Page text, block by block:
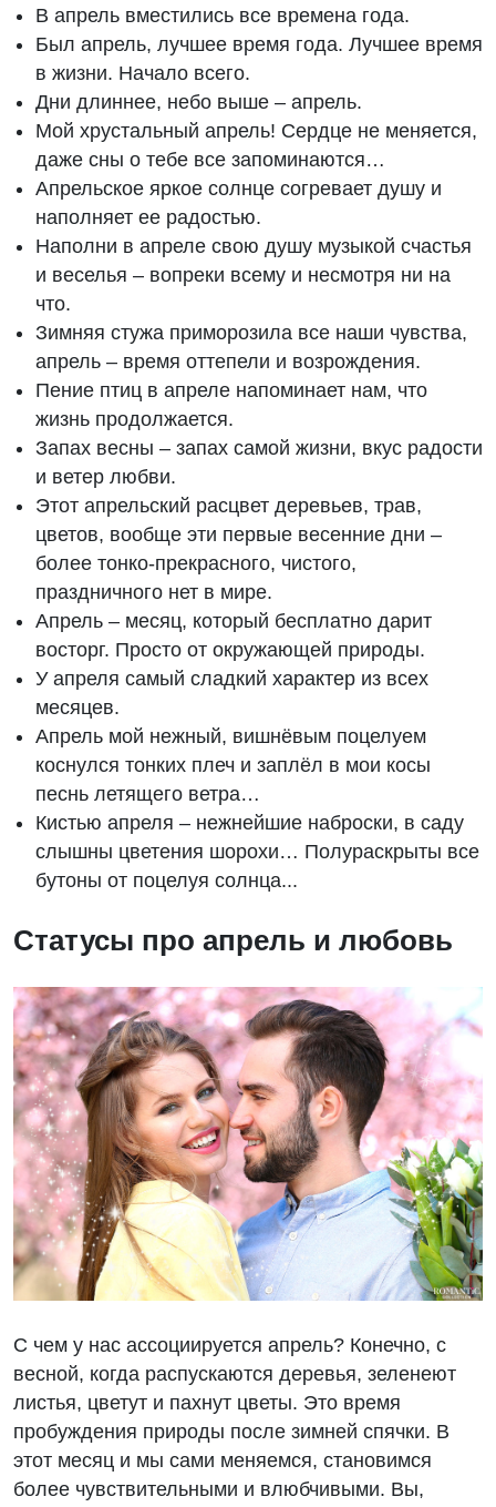
В апрель вместились все времена года.
Был апрель, лучшее время года. Лучшее время
в жизни. Начало всего.
Дни длиннее, небо выше – апрель.
Мой хрустальный апрель! Сердце не меняется,
даже сны о тебе все запоминаются…
Апрельское яркое солнце согревает душу и
наполняет ее радостью.
Наполни в апреле свою душу музыкой счастья
и веселья – вопреки всему и несмотря ни на
что.
Зимняя стужа приморозила все наши чувства,
апрель – время оттепели и возрождения.
Пение птиц в апреле напоминает нам, что
жизнь продолжается.
Запах весны – запах самой жизни, вкус радости
и ветер любви.
Этот апрельский расцвет деревьев, трав,
цветов, вообще эти первые весенние дни –
более тонко-прекрасного, чистого,
праздничного нет в мире.
Апрель – месяц, который бесплатно дарит
восторг. Просто от окружающей природы.
У апреля самый сладкий характер из всех
месяцев.
Апрель мой нежный, вишнёвым поцелуем
коснулся тонких плеч и заплёл в мои косы
песнь летящего ветра…
Кистью апреля – нежнейшие наброски, в саду
слышны цветения шорохи… Полураскрыты все
бутоны от поцелуя солнца...
Статусы про апрель и любовь
С чем у нас ассоциируется апрель? Конечно, с
весной, когда распускаются деревья, зеленеют
листья, цветут и пахнут цветы. Это время
пробуждения природы после зимней спячки. В
этот месяц и мы сами меняемся, становимся
более чувствительными и влюбчивыми. Вы,